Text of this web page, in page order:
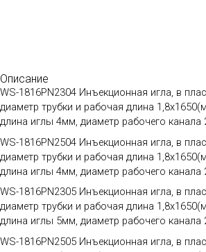
Описание
WS-1816PN2304 Инъекционная игла, в
диаметр трубки и рабочая длина
длина иглы 4мм, диаметр рабочего канала
WS-1816PN2504 Инъекционная игла, в
диаметр трубки и рабочая длина
длина иглы 4мм, диаметр рабочего канала
WS-1816PN2305 Инъекционная игла, в
диаметр трубки и рабочая длина
длина иглы 5мм, диаметр рабочего канала
WS-1816PN2505 Инъекционная игла, в